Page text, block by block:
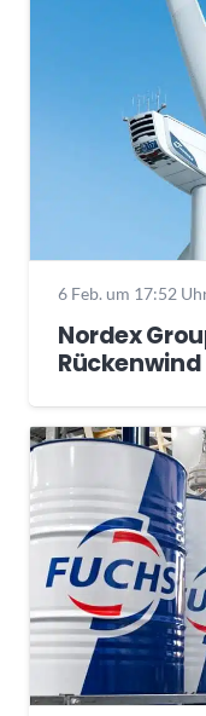
6 Feb. um 17:52
Nordex
Rückenwind